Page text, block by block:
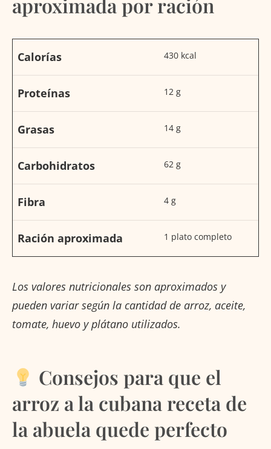
aproximada por ración
Calorías 430 kcal
Proteínas 12 g
Grasas 14 g
Carbohidratos 62 g
Fibra 4 g
Ración aproximada 1 plato completo
Los valores nutricionales son aproximados y
pueden variar según la cantidad de arroz, aceite,
tomate, huevo y plátano utilizados.
Consejos para que el
arroz a la cubana receta de
la abuela quede perfecto